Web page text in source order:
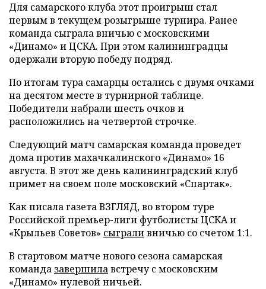
Для самарского клуба этот проигрыш стал
первым в текущем розыгрыше турнира. Ранее
команда сыграла вничью с московскими
«Динамо» и ЦСКА. При этом калининградцы
одержали вторую победу подряд.
По итогам тура самарцы остались с двумя очками
на десятом месте в турнирной таблице.
Победители набрали шесть очков и
расположились на четвертой строчке.
Следующий матч самарская команда проведет
дома против махачкалинского «Динамо» 16
августа. В этот же день калининградский клуб
примет на своем поле московский «Спартак».
Как писала газета ВЗГЛЯД, во втором туре
Российской премьер-лиги футболисты ЦСКА и
«Крыльев Советов» сыграливничью со счетом 1:1.
В стартовом матче нового сезона самарская
команда завершилавстречу с московским
«Динамо» нулевой ничьей.